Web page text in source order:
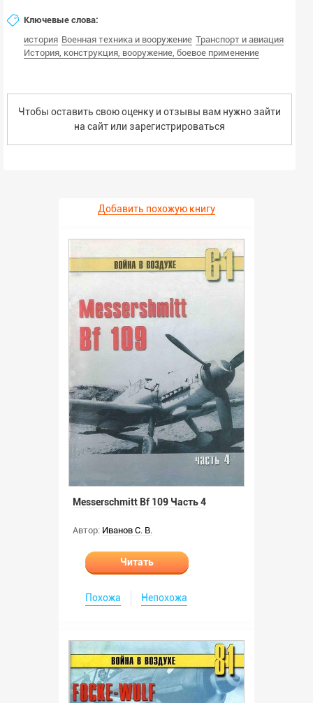
Ключевые слова:
история Военная техника и вооружение Транспорт и авиация
История, конструкция, вооружение, боевое применение
Чтобы оставить свою оценку и отзывы вам нужно зайти
на сайт или зарегистрироваться
Добавить похожую книгу
Messerschmitt Bf 109 Часть 4
Автор: Иванов С. В.
Читать
Похожа Непохожа